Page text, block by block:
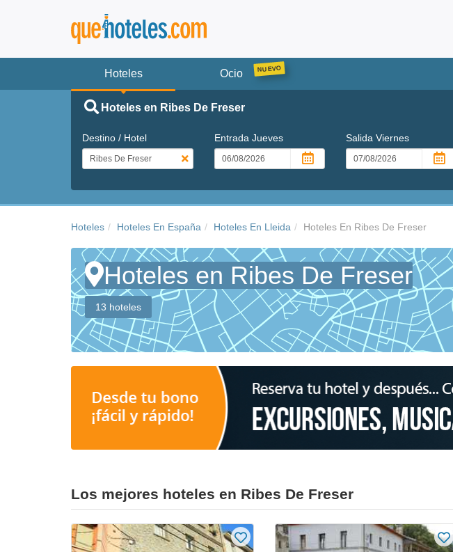
Hoteles Ocio
Hoteles en Ribes De Freser
Destino / Hotel Entrada Jueves SalidaViernes
Hoteles Hoteles En España Hoteles En Lleida Hoteles En Ribes De Freser
Hoteles en Ribes De Freser
13 hoteles
Los mejores hoteles en Ribes De Freser